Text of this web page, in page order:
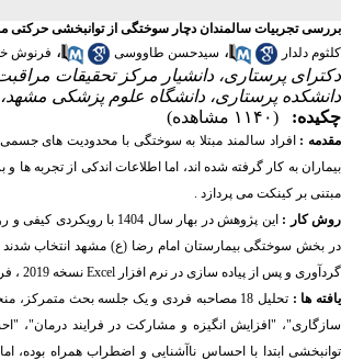
بررسی تجربیات سالمندان دچار سوختگی از توانبخشی حرکتی
کلثوم دلدار
، سیدحسن طاووسی ، فرنوش
دکترای پرستاری، دانشیار مرکز تحقیقات
دانشکده پرستاری، دانشگاه علوم پزشکی
چکیده:
(۱۱۴۰ مشاهده)
مقدمه : افراد سالمند مبتلا به سوختگی با محدودیت های
بیماران به کار گرفته شده اند، اما اطلاعات اندکی از تجربه
مبتنی بر کینکت می پردازد .
روش کار :
این پژوهش در بهار سال
در بخش سوختگی بیمارستان امام رضا (ع) مشهد انتخاب شدند
گردآوری و پس از پیاده سازی در نرم افزار Excel نسخه 2019 ، فرآیند کدگذاری و طبقه بندی آن ها انجام شد .
یافته ها :
سازگاری"، "افزایش انگیزه و مشارکت در فرایند درمان"،
توانبخشی ابتدا با احساس ناآشنایی و اضطراب همراه